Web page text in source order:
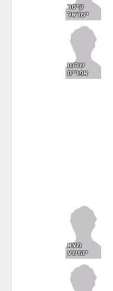
קיסר
ישראל
שלום
אפרים
מצא
יהושע